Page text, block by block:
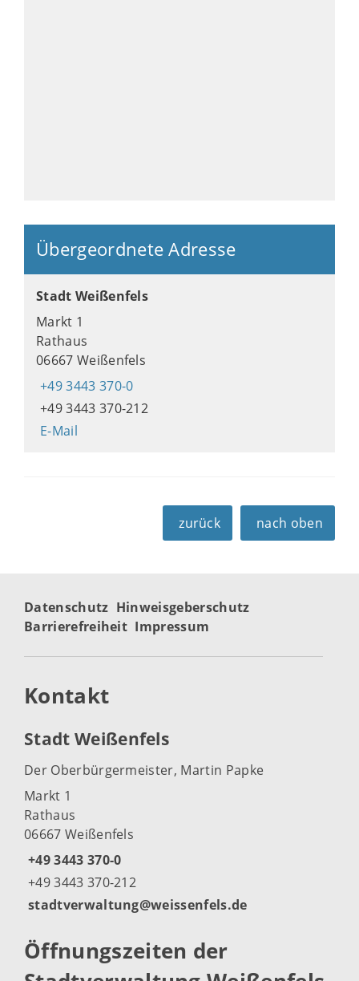
Übergeordnete Adresse
Stadt Weißenfels
Markt 1
Rathaus
06667 Weißenfels
+49 3443 370-0
+49 3443 370-212
E-Mail
zurück nach oben
Datenschutz Hinweisgeberschutz
Barrierefreiheit Impressum
Kontakt
Stadt Weißenfels
Der Oberbürgermeister, Martin Papke
Markt 1
Rathaus
06667 Weißenfels
+49 3443 370-0
+49 3443 370-212
stadtverwaltung@weissenfels.de
Öffnungszeiten der